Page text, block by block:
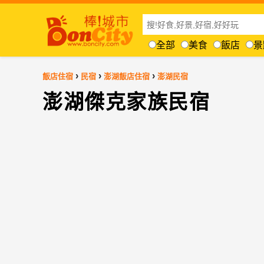
全部 美食 飯店
飯店住宿 › 民宿 › 澎湖飯店住宿 › 澎湖民宿
澎湖傑克家族民宿